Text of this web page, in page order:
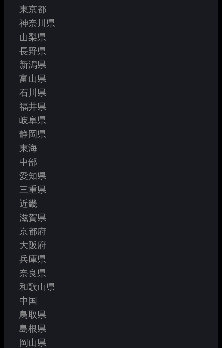
東京都
神奈川県
山梨県
長野県
新潟県
富山県
石川県
福井県
岐阜県
静岡県
東海
中部
愛知県
三重県
近畿
滋賀県
京都府
大阪府
兵庫県
奈良県
和歌山県
中国
鳥取県
島根県
岡山県